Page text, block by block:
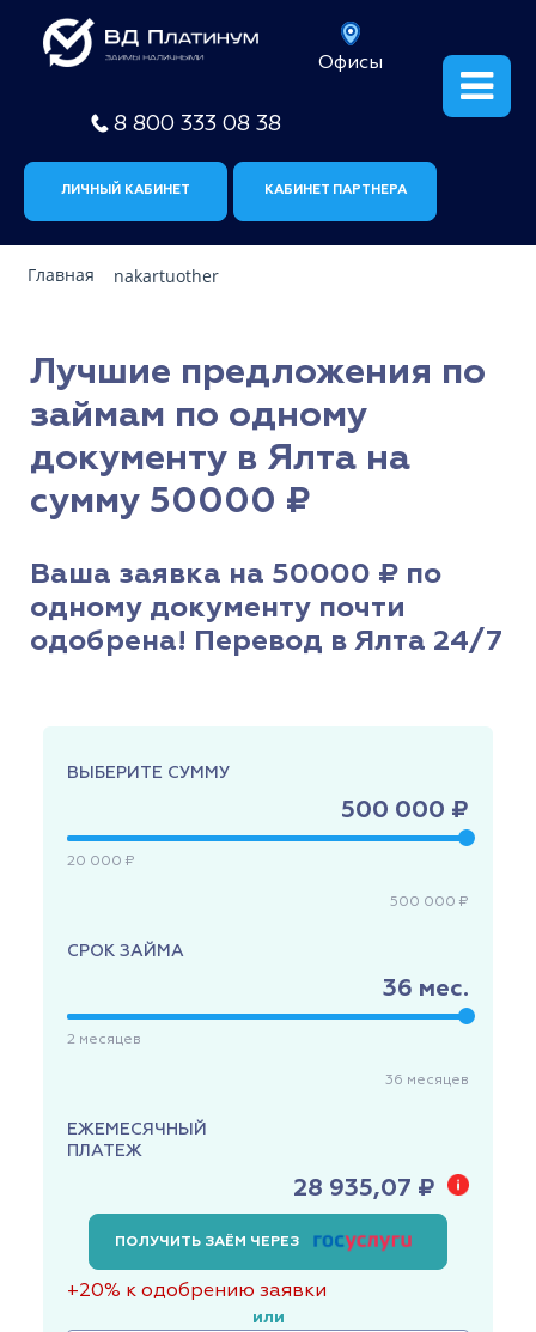
Офисы
8 800 333 08 38
ЛИЧНЫЙ КАБИНЕТ КАБИНЕТ ПАРТНЕРА
Главная nakartuother
Лучшие предложения по
займам по одному
документу в Ялта на
сумму 50000 ₽
Ваша заявка на 50000 ₽ по
одному документу почти
одобрена! Перевод в Ялта 24/7
ВЫБЕРИТЕ СУММУ
500 000 ₽
20 000 ₽
500 000 ₽
СРОК ЗАЙМА
36 мес.
2 месяцев
36 месяцев
ЕЖЕМЕСЯЧНЫЙ
ПЛАТЕЖ
28 935,07 ₽
ПОЛУЧИТЬ ЗАЁМ ЧЕРЕЗ
+20% к одобрению заявки
или